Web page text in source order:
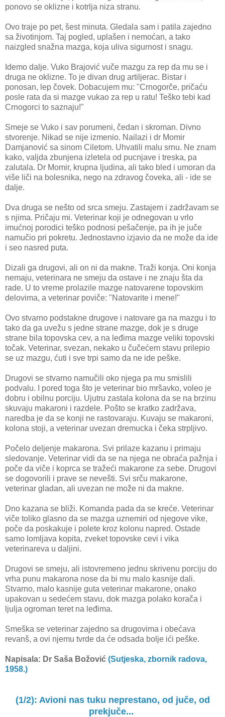
ponovo se oklizne i kotrlja niza stranu.
Ovo traje po pet, šest minuta. Gledala sam i patila zajedno
sa životinjom. Taj pogled, uplašen i nemoćan, a tako
naizgled snažna mazga, koja uliva sigurnost i snagu.
Idemo dalje. Vuko Brajović vuče mazgu za rep da mu se i
druga ne oklizne. To je divan drug artiljerac. Bistar i
ponosan, lep čovek. Dobacujem mu: "Crnogorče, pričaću
posle rata da si mazge vukao za rep u ratu! Teško tebi kad
Crnogorci to saznaju!"
Smeje se Vuko i sav porumeni, čedan i skroman. Divno
stvorenje. Nikad se nije izmenio. Nailazi i dr Momir
Damjanović sa sinom Ciletom. Uhvatili malu srnu. Ne znam
kako, valjda zbunjena izletela od pucnjave i treska, pa
zalutala. Dr Momir, krupna ljudina, ali tako bled i umoran da
više liči na bolesnika, nego na zdravog čoveka, ali - ide se
dalje.
Dva druga se nešto od srca smeju. Zastajem i zadržavam se
s njima. Pričaju mi. Veterinar koji je odnegovan u vrlo
imućnoj porodici teško podnosi pešačenje, pa ih je juče
namučio pri pokretu. Jednostavno izjavio da ne može da ide
i seo nasred puta.
Dizali ga drugovi, ali on ni da makne. Traži konja. Oni konja
nemaju, veterinara ne smeju da ostave i ne znaju šta da
rade. U to vreme prolazile mazge natovarene topovskim
delovima, a veterinar poviče: "Natovarite i mene!"
Ovo stvarno podstakne drugove i natovare ga na mazgu i to
tako da ga uvežu s jedne strane mazge, dok je s druge
strane bila topovska cev, a na leđima mazge veliki topovski
točak. Veterinar, svezan, nekako u čučećem stavu prilepio
se uz mazgu, ćuti i sve trpi samo da ne ide peške.
Drugovi se stvarno namučili oko njega pa mu smislili
podvalu. I pored toga što je veterinar bio mršavko, voleo je
dobru i obilnu porciju. Ujutru zastala kolona da se na brzinu
skuvaju makaroni i razdele. Pošto se kratko zadržava,
naredba je da se konji ne rastovaraju. Kuvaju se makaroni,
kolona stoji, a veterinar uvezan dremucka i čeka strpljivo.
Počelo deljenje makarona. Svi prilaze kazanu i primaju
sledovanje. Veterinar vidi da se na njega ne obraća pažnja i
poče da viče i koprca se tražeći makarone za sebe. Drugovi
se dogovorili i prave se nevešti. Svi srču makarone,
veterinar gladan, ali uvezan ne može ni da makne.
Dno kazana se bliži. Komanda pada da se kreće. Veterinar
viče toliko glasno da se mazga uznemiri od njegove vike,
poče da poskakuje i polete kroz kolonu napred. Ostade
samo lomljava kopita, zveket topovske cevi i vika
veterinareva u daljini.
Drugovi se smeju, ali istovremeno jednu skrivenu porciju do
vrha punu makarona nose da bi mu malo kasnije dali.
Stvarno, malo kasnije guta veterinar makarone, onako
upakovan u sedećem stavu, dok mazga polako korača i
ljulja ogroman teret na leđima.
Smeška se veterinar zajedno sa drugovima i obećava
revanš, a ovi njemu tvrde da će odsada bolje ići peške.
Napisala: Dr Saša Božović (Sutjeska, zbornik radova,
1958.)
(1/2): Avioni nas tuku neprestano, od juče, od
prekjuče...